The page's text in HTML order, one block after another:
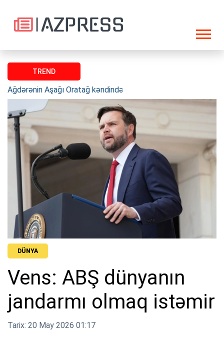
TREND
Ağdərənin Aşağı Oratağ kəndində 100 ev bərpa olunaraq
DÜNYA
Vens: ABŞ dünyanın
jandarmı olmaq istəmir
Tarix: 20 May 2026 01:17